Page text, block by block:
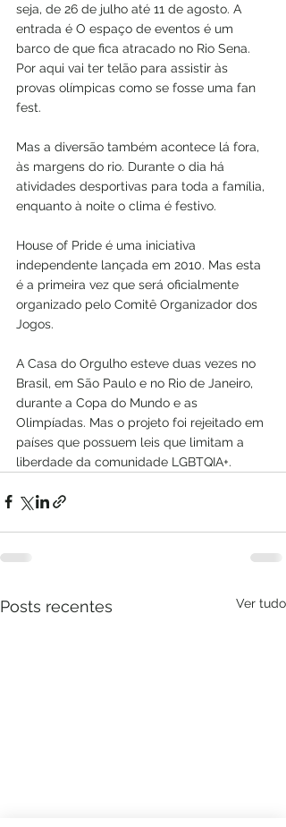
seja, de 26 de julho até 11 de agosto. A
entrada é O espaço de eventos é um
barco de que fica atracado no Rio Sena.
Por aqui vai ter telão para assistir às
provas olímpicas como se fosse uma fan
fest.
Mas a diversão também acontece lá fora,
às margens do rio. Durante o dia há
atividades desportivas para toda a família,
enquanto à noite o clima é festivo.
House of Pride é uma iniciativa
independente lançada em 2010. Mas esta
é a primeira vez que será oficialmente
organizado pelo Comitê Organizador dos
Jogos.
A Casa do Orgulho esteve duas vezes no
Brasil, em São Paulo e no Rio de Janeiro,
durante a Copa do Mundo e as
Olimpíadas. Mas o projeto foi rejeitado em
países que possuem leis que limitam a
liberdade da comunidade LGBTQIA+.
Posts recentes Ver tudo